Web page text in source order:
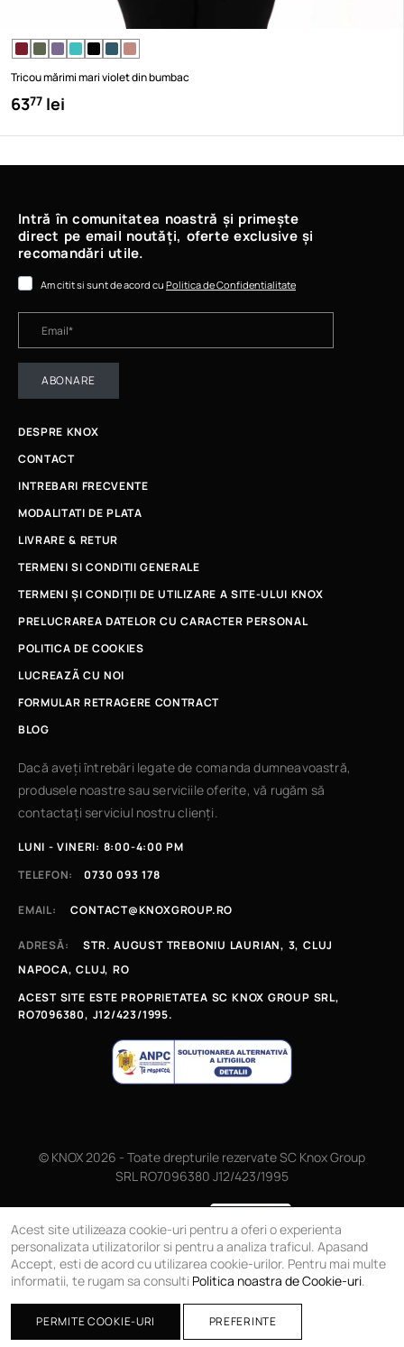
Tricou mărimi mari violet din bumbac
6377 lei
Intră în comunitatea noastră și primește
direct pe email noutăți, oferte exclusive și
recomandări utile.
Am citit si sunt de acord cu Politica de Confidentialitate
ABONARE
DESPRE KNOX
CONTACT
INTREBARI FRECVENTE
MODALITATI DE PLATA
LIVRARE & RETUR
TERMENI SI CONDITII GENERALE
TERMENI ȘI CONDIȚII DE UTILIZARE A SITE-ULUI KNOX
PRELUCRAREA DATELOR CU CARACTER PERSONAL
POLITICA DE COOKIES
LUCREAZÃ CU NOI
FORMULAR RETRAGERE CONTRACT
BLOG
Dacă aveți întrebări legate de comanda dumneavoastră,
produsele noastre sau serviciile oferite, vă rugăm să
contactați serviciul nostru clienți.
LUNI - VINERI: 8:00-4:00 PM
TELEFON:
0730 093 178
EMAIL: CONTACT@KNOXGROUP.RO
ADRESĂ:
STR. AUGUST TREBONIU LAURIAN, 3, CLUJ
NAPOCA, CLUJ, RO
ACEST SITE ESTE PROPRIETATEA SC KNOX GROUP SRL,
RO7096380, J12/423/1995.
© KNOX 2026 - Toate drepturile rezervate SC Knox Group
SRL RO7096380 J12/423/1995
Acest site utilizeaza cookie-uri pentru a oferi o experienta
personalizata utilizatorilor si pentru a analiza traficul. Apasand
Accept, esti de acord cu utilizarea cookie-urilor. Pentru mai multe
informatii, te rugam sa consulti Politica noastra de Cookie-uri.
PERMITE COOKIE-URI PREFERINTE